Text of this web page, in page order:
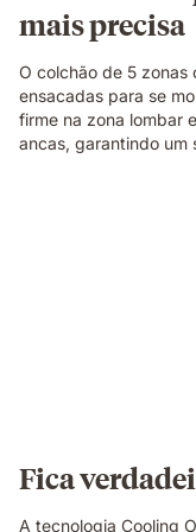
mais precisa
O colchão de 5 zonas
ensacadas para se
firme na zona lombar
ancas, garantindo um
Fica
A tecnologia Cooling